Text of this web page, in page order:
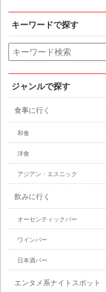
キーワードで探す
ジャンルで探す
食事に行く
和食
洋食
アジアン・エスニック
飲みに行く
オーセンティックバー
ワインバー
日本酒バー
エンタメ系ナイトスポット